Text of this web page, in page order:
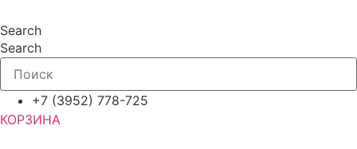
к
содержимому
Search
Search
+7 (3952) 778-725
КОРЗИНА